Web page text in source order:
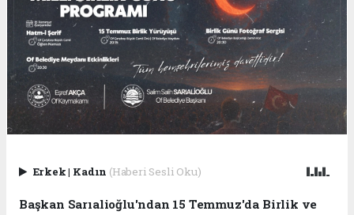
Erkek| Kadın (Haberi Sesli Oku)
Başkan Sarıalioğlu'ndan 15 Temmuz'da Birlik ve